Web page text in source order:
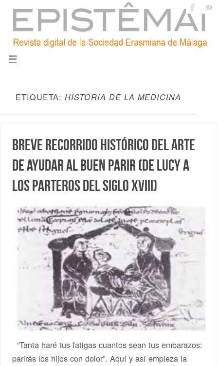
ETIQUETA: HISTORIA DE LA MEDICINA
Breve recorrido histórico del arte
de ayudar al buen parir (De Lucy a
los parteros del siglo XVIII)
”Tanta haré tus fatigas cuantos sean tus embarazos:
parirás los hijos con dolor”. Aquí y así empieza la